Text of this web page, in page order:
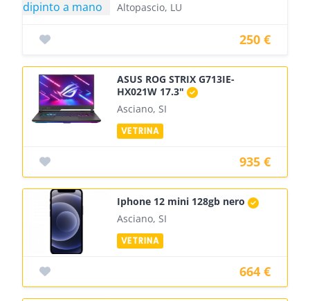
Altopascio, LU
250 €
ASUS ROG STRIX G713IE-
HX021W 17.3"
Asciano, SI
935 €
Iphone 12 mini 128gb nero
Asciano, SI
664 €